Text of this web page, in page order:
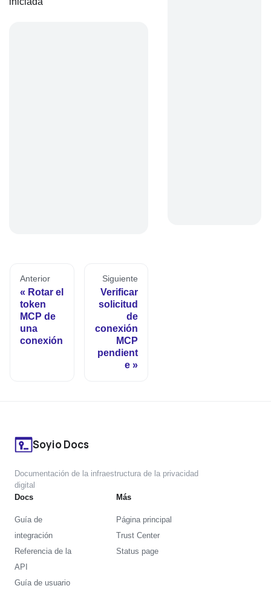
Anterior
Rotar el
token
MCP de
una
conexión
Siguiente
Verificar
solicitud
de
conexión
MCP
pendient
e
Soyio Docs
Documentación de la infraestructura de la privacidad
digital
Docs
Guía de
integración
Referencia de la
API
Guía de usuario
Más
Página principal
Trust Center
Status page